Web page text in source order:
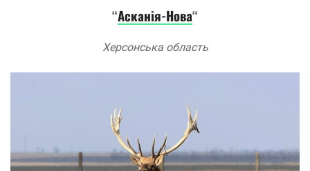
“Асканія-Нова“
Херсонська область